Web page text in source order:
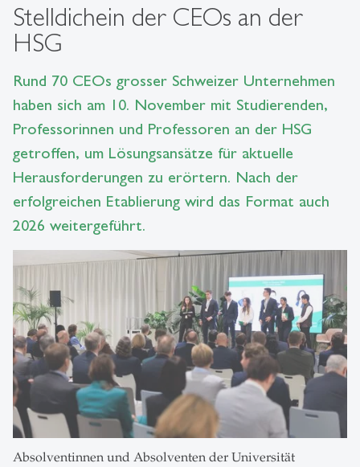
Stelldichein der CEOs an der
HSG
Rund 70 CEOs grosser Schweizer Unternehmen
haben sich am 10. November mit Studierenden,
Professorinnen und Professoren an der HSG
getroffen, um Lösungsansätze für aktuelle
Herausforderungen zu erörtern. Nach der
erfolgreichen Etablierung wird das Format auch
2026 weitergeführt.
Absolventinnen und Absolventen der Universität